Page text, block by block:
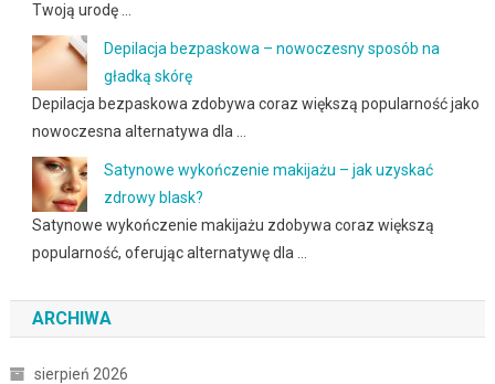
Twoją urodę …
Depilacja bezpaskowa – nowoczesny sposób na
gładką skórę
Depilacja bezpaskowa zdobywa coraz większą popularność jako
nowoczesna alternatywa dla …
Satynowe wykończenie makijażu – jak uzyskać
zdrowy blask?
Satynowe wykończenie makijażu zdobywa coraz większą
popularność, oferując alternatywę dla …
ARCHIWA
sierpień 2026